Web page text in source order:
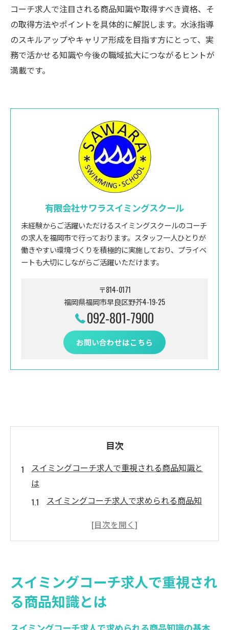
コーチ求人で注目される商品知識や取得すべき資格、そ
の取得方法やポイントを具体的に解説します。水泳指導
のスキルアップやキャリア形成を目指す方にとって、実
務で活かせる知識や今後の職域拡大につながるヒントが
満載です。
有限会社サワラスイミングスクール
未経験からご活躍いただけるスイミングスクールのコーチ
の求人を福岡市で行っております。スタッフ一人ひとりが
働きやすい環境づくりを積極的に実施しており、プライベ
ートも大切にしながらご活躍いただけます。
〒814-0171
福岡県福岡市早良区野芥4-19-25
092-801-7900
お問い合わせはこちら
目次
スイミングコーチ求人で重視される商品知識と
は
スイミングコーチ求人で求められる商品知
現場で役立つスイミングコーチ求人の知識
ーチ求人の関係
スイミングコーチ求人で差がつく商品知識
スイミングコーチ求人で重視され
る商品知識とは